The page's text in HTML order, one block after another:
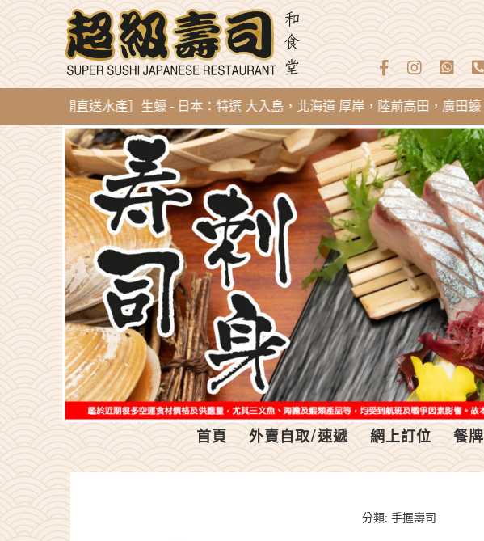
開直送水產］生蠔 - 日本：特選 大入島，北海道 厚岸，陸前高田，廣田蠔，令
首頁 外賣自取/速遞 網上訂位 餐
分類: 手握壽司